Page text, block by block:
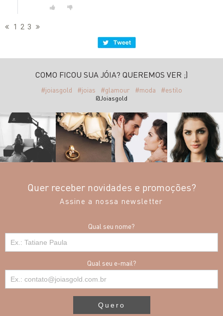
1 2 3
COMO FICOU SUA JÓIA? QUEREMOS VER ;)
#joiasgold #joias #glamour #moda #estilo
@Joiasgold
Quer receber novidades e promoções?
Assine a nossa newsletter
Qual seu nome?
Qual seu e-mail?
Quero